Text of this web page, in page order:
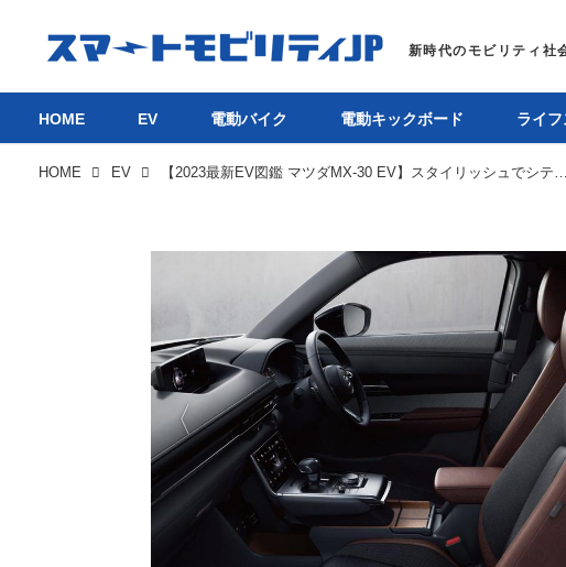
HOME
HOME EV 電動バイク 電動キックボード ライ
HOME EV 【2023最新EV図鑑 マツダMX-30 EV】スタイリッシュでシティユースがよく似合うマツダ初のEV